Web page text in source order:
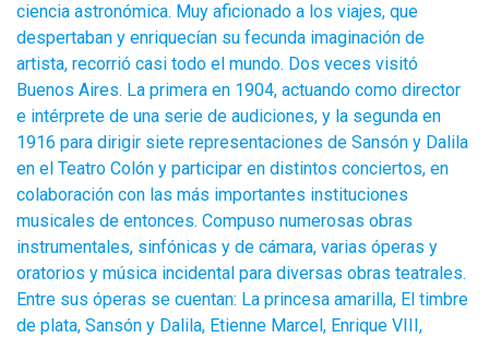
ciencia astronómica. Muy aficionado a los viajes, que
despertaban y enriquecían su fecunda imaginación de
artista, recorrió casi todo el mundo. Dos veces visitó
Buenos Aires. La primera en 1904, actuando como director
e intérprete de una serie de audiciones, y la segunda en
1916 para dirigir siete representaciones de Sansón y Dalila
en el Teatro Colón y participar en distintos conciertos, en
colaboración con las más importantes instituciones
musicales de entonces. Compuso numerosas obras
instrumentales, sinfónicas y de cámara, varias óperas y
oratorios y música incidental para diversas obras teatrales.
Entre sus óperas se cuentan: La princesa amarilla, El timbre
de plata, Sansón y Dalila, Etienne Marcel, Enrique VIII,